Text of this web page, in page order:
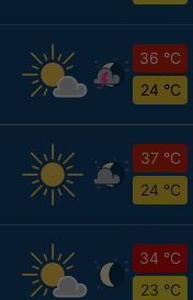
36 °C
24 °C
37 °C
24 °C
34 °C
23 °C